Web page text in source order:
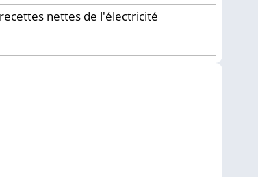
nettes de l'électricité